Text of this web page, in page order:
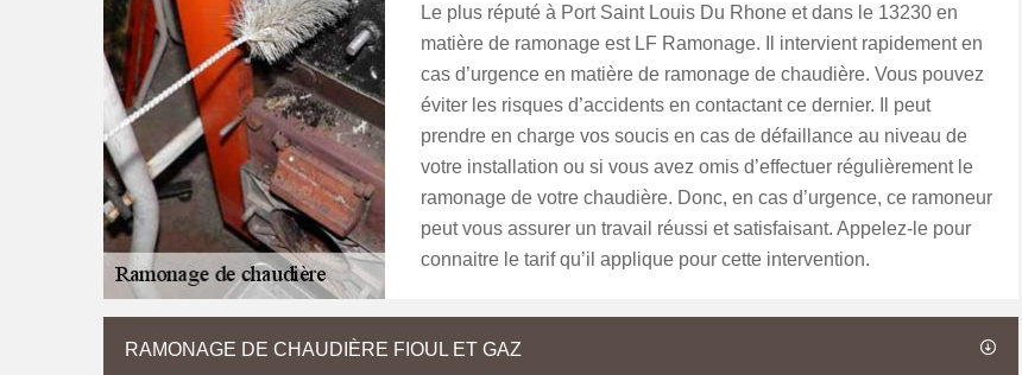
Le plus réputé à Port Saint Louis Du Rhone et dans le 13230 en
matière de ramonage est LF Ramonage. Il intervient rapidement en
cas d’urgence en matière de ramonage de chaudière. Vous pouvez
éviter les risques d’accidents en contactant ce dernier. Il peut
prendre en charge vos soucis en cas de défaillance au niveau de
votre installation ou si vous avez omis d’effectuer régulièrement le
ramonage de votre chaudière. Donc, en cas d’urgence, ce ramoneur
peut vous assurer un travail réussi et satisfaisant. Appelez-le pour
connaitre le tarif qu’il applique pour cette intervention.
RAMONAGE DE CHAUDIÈRE FIOUL ET GAZ